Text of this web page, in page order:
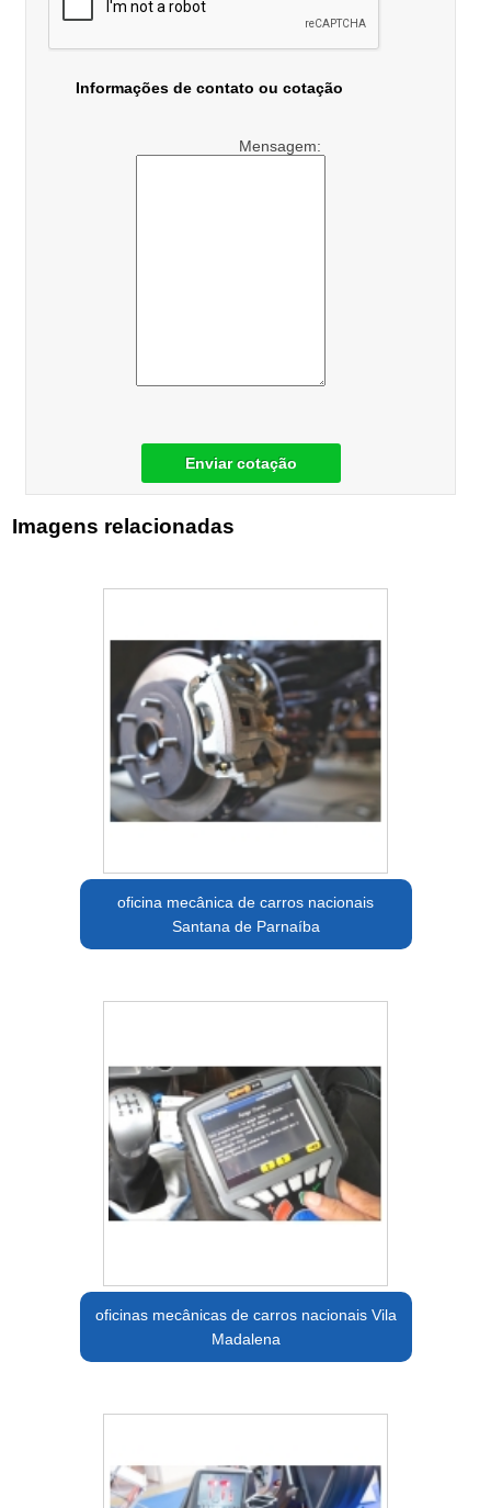
Informações de contato ou cotação
Mensagem:
Enviar cotação
Imagens relacionadas
oficina mecânica de carros nacionais
Santana de Parnaíba
oficinas mecânicas de carros nacionais Vila
Madalena